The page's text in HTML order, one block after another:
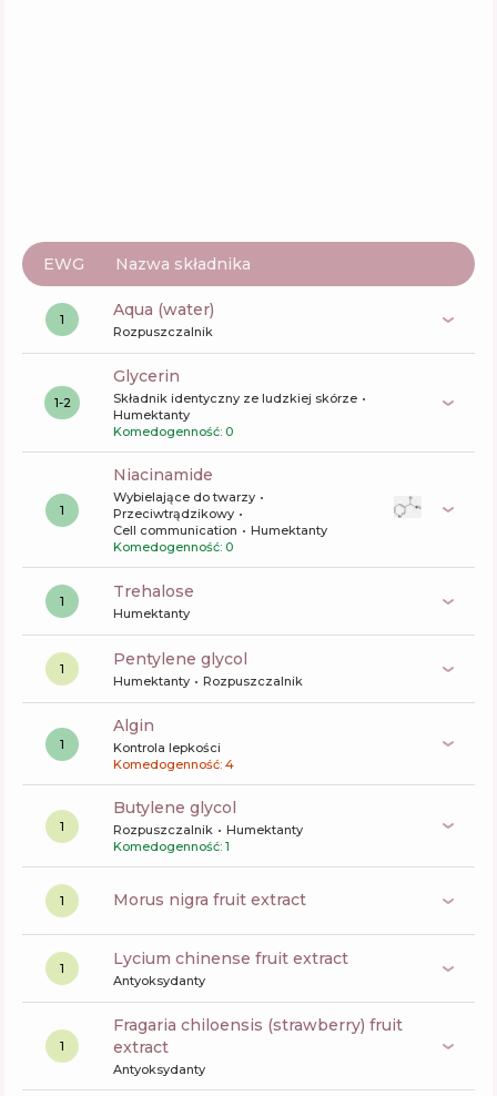
EWG Nazwa składnika
1 aqua (water)
Rozpuszczalnik
1-2
glycerin
Składnik identyczny ze ludzkiej skórze
Humektanty
Komedogenność: 0
1
niacinamide
Wybielające do twarzy
Przeciwtrądzikowy
Cell communication
Humektanty
Komedogenność: 0
1 trehalose
Humektanty
1 pentylene glycol
Humektanty Rozpuszczalnik
1
algin
Kontrola lepkości
Komedogenność: 4
1
butylene glycol
Rozpuszczalnik
Humektanty
Komedogenność: 1
1 morus nigra fruit extract
1 lycium chinense fruit extract
Antyoksydanty
1
fragaria chiloensis (strawberry) fruit
extract
Antyoksydanty